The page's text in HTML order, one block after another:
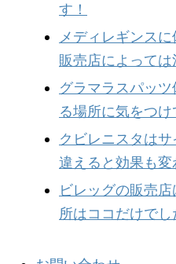
す！
メディレギンス
販売店によっては
グラマラスパッ
る場所に気をつけ
クビレニスタは
違えると効果も変
ビレッグの販売
所はココだけでし